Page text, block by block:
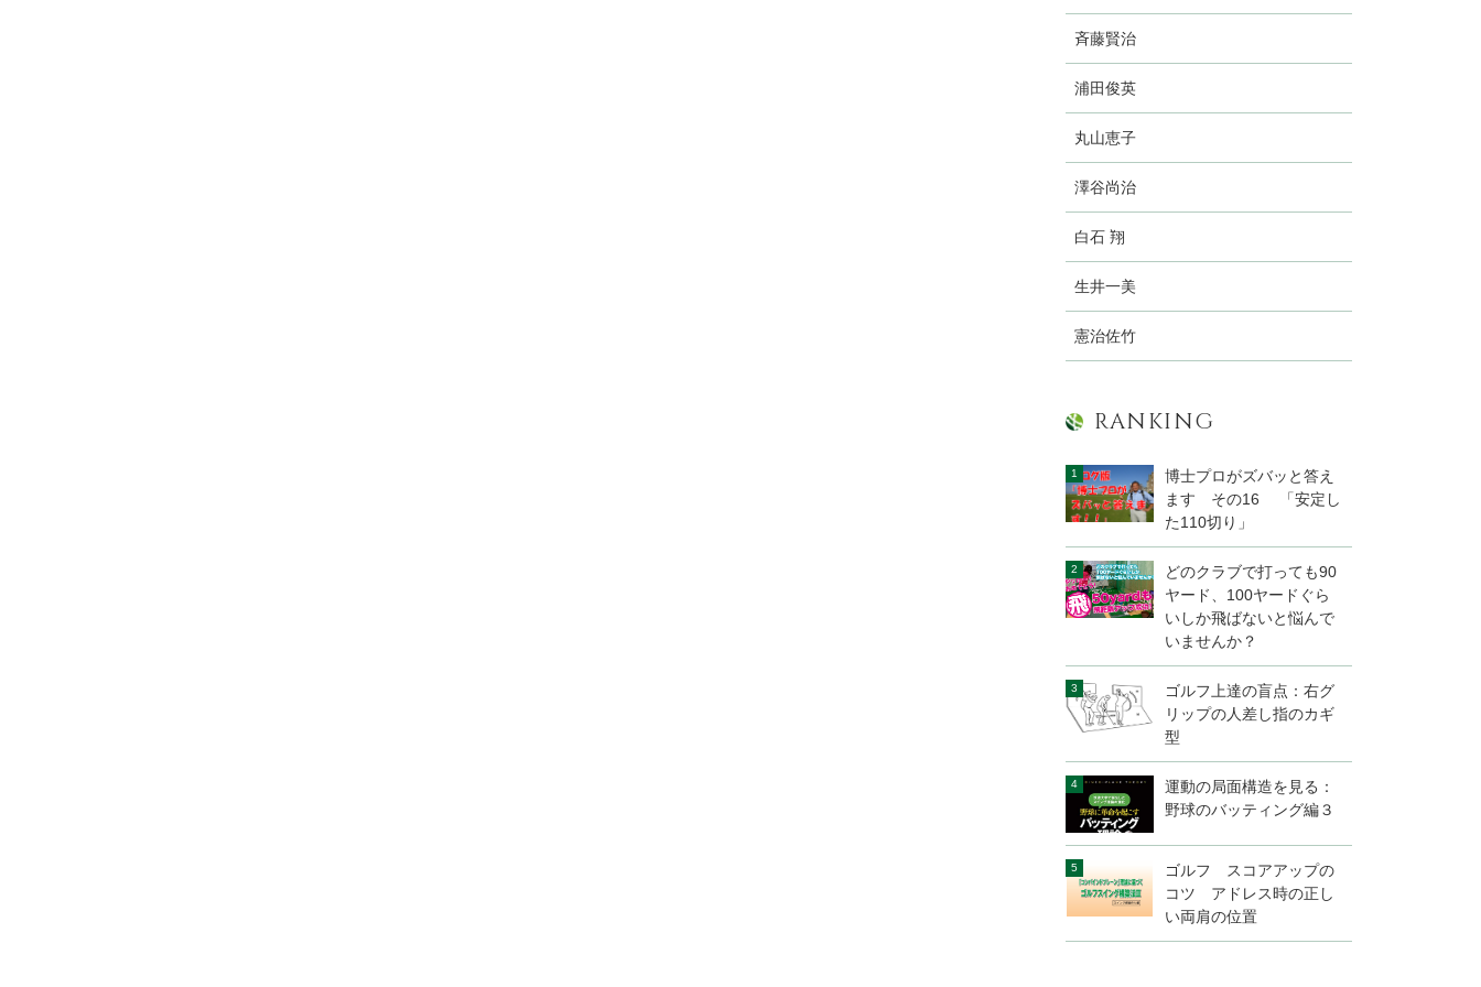
斉藤賢治
浦田俊英
丸山恵子
澤谷尚治
白石 翔
生井一美
憲治佐竹
RANKING
博士プロがズバッと答え
ます その16 「安定し
た110切り」
どのクラブで打っても90
ヤード、100ヤードぐら
いしか飛ばないと悩んで
いませんか？
ゴルフ上達の盲点：右グ
リップの人差し指のカギ
型
運動の局面構造を見る：
野球のバッティング編３
ゴルフ スコアアップの
コツ アドレス時の正し
い両肩の位置